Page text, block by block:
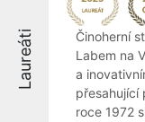
Laureáti
Činoherní
Labem na
a
přesahující
roce 1972